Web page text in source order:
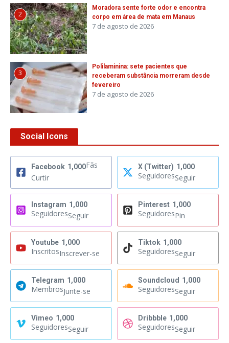
2
Moradora sente forte odor e encontra
corpo em área de mata em Manaus
7 de agosto de 2026
3
Polilaminina: sete pacientes que
receberam substância morreram desde
fevereiro
7 de agosto de 2026
Social Icons
Facebook 1,000Fãs
Curtir
X (Twitter) 1,000
SeguidoresSeguir
Instagram 1,000
SeguidoresSeguir
Pinterest 1,000
SeguidoresPin
Youtube 1,000
InscritosInscrever-se
Tiktok 1,000
SeguidoresSeguir
Telegram 1,000
MembrosJunte-se
Soundcloud 1,000
SeguidoresSeguir
Vimeo 1,000
SeguidoresSeguir
Dribbble 1,000
SeguidoresSeguir